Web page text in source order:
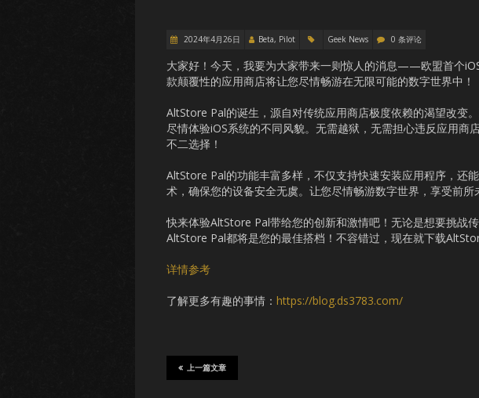
2024年4月26日 Beta, Pilot Geek News 0 条评论
大家好！今天，我要为大家带来一则惊人的消息——欧盟首个
款颠覆性的应用商店将让您尽情畅游在无限可能的数字世界中！
AltStore Pal的诞生，源自对传统应用商店极度依赖的渴望改变
尽情体验iOS系统的不同风貌。无需越狱，无需担心违反应用商
不二选择！
AltStore Pal的功能丰富多样，不仅支持快速安装应用程序，还
术，确保您的设备安全无虞。让您尽情畅游数字世界，享受前所
快来体验AltStore Pal带给您的创新和激情吧！无论是想要挑战
AltStore Pal都将是您的最佳搭档！不容错过，现在就下载
详情参考
了解更多有趣的事情： https://blog.ds3783.com/
上一篇文章